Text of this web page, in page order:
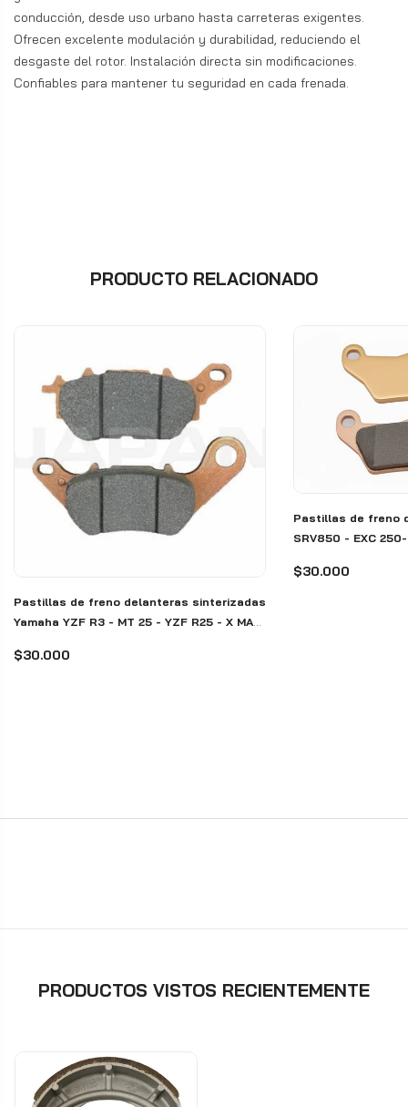
conducción, desde uso urbano hasta carreteras exigentes.
Ofrecen excelente modulación y durabilidad, reduciendo el
desgaste del rotor. Instalación directa sin modificaciones.
Confiables para mantener tu seguridad en cada frenada.
PRODUCTO RELACIONADO
Pastillas de freno delanteras sinterizadas
Yamaha YZF R3 - MT 25 - YZF R25 - X MAX
$30.000
Pastillas de freno
SRV850 - EXC
$30.000
PRODUCTOS VISTOS RECIENTEMENTE